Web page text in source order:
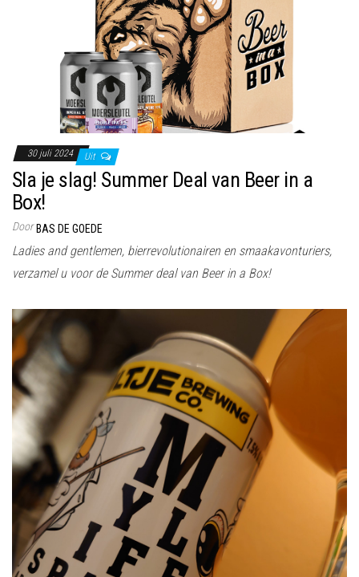
30 juli 2024 Uit
Sla je slag! Summer Deal van Beer in a
Box!
Door BAS DE GOEDE
Ladies and gentlemen, bierrevolutionairen en smaakavonturiers,
verzamel u voor de Summer deal van Beer in a Box!